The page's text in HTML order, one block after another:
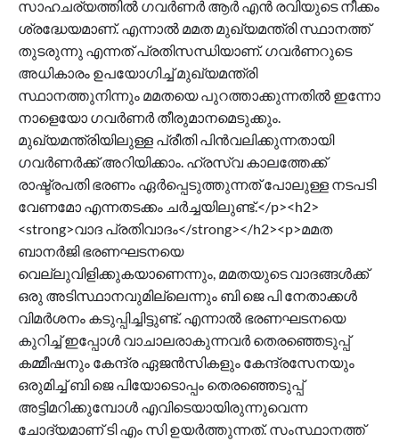
സാഹചര്യത്തിൽ ​ഗവർണർ ആർ എൻ രവിയുടെ നീക്കം
ശ്രദ്ധേയമാണ്. എന്നാൽ മമത മുഖ്യമന്ത്രി സ്ഥാനത്ത്
തുടരുന്നു എന്നത് പ്രതിസന്ധിയാണ്. ​ഗവർണറുടെ
അധികാരം ഉപയോ​ഗിച്ച് മുഖ്യമന്ത്രി
സ്ഥാനത്തുനിന്നും മമതയെ പുറത്താക്കുന്നതിൽ ഇന്നോ
നാളെയോ ​ഗവർണർ തീരുമാനമെടുക്കും.
മുഖ്യമന്ത്രിയിലുള്ള പ്രീതി ​പിൻവലിക്കുന്നതായി ​
ഗവർണർക്ക് അറിയിക്കാം. ഹ്രസ്വ കാലത്തേക്ക്
രാഷ്ട്രപതി ഭരണം ഏർപ്പെടുത്തുന്നത് പോലുള്ള നടപടി
വേണമോ എന്നതടക്കം ചർച്ചയിലുണ്ട്.</p><h2>
<strong>വാദ പ്രതിവാദം</strong></h2><p>മമത
ബാനർജി ഭരണഘടനയെ
വെല്ലുവിളിക്കുകയാണെന്നും, മമതയുടെ വാദങ്ങൾക്ക്
ഒരു അടിസ്ഥാനവുമില്ലെന്നും ബി ജെ പി നേതാക്കൾ
വിമർശനം കടുപ്പിച്ചിട്ടുണ്ട്. എന്നാൽ ഭരണഘടനയെ
കുറിച്ച് ഇപ്പോൾ വാചാലരാകുന്നവർ തെരഞ്ഞെടുപ്പ്
കമ്മീഷനും കേന്ദ്ര ഏജൻസികളും കേന്ദ്രസേനയും
ഒരുമിച്ച് ബി ജെ പിയോടൊപ്പം തെരഞ്ഞെടുപ്പ്
അട്ടിമറിക്കുമ്പോൾ എവിടെയായിരുന്നുവെന്ന
ചോദ്യമാണ് ടി എം സി ഉയർത്തുന്നത്. സംസ്ഥാനത്ത്